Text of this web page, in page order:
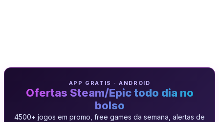
APP GRATIS · ANDROID
Ofertas Steam/Epic todo dia no
bolso
4500+ jogos em promo, free games da semana, alertas de